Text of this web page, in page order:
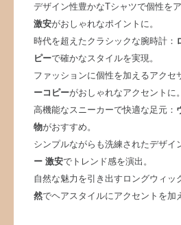
デザイン性豊かなTシャツで個性を
激安がおしゃれなポイントに。
時代を超えたクラシックな腕時計：
ピーで確かなスタイルを実現。
ファッションに個性を加えるアクセ
ーコピーがおしゃれなアクセントに。
高機能なスニーカーで快適な足元：
物がおすすめ。
シンプルながらも洗練されたデザイ
ー 激安でトレンド感を演出。
自然な魅力を引き出すロングウィッ
然でヘアスタイルにアクセントを加